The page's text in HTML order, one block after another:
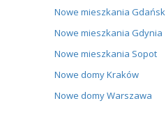
Nowe mieszkania Gdańsk
Nowe mieszkania Gdynia
Nowe mieszkania Sopot
Nowe domy Kraków
Nowe domy Warszawa